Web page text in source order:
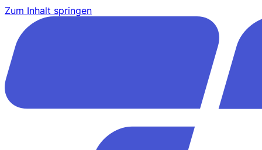
Zum Inhalt springen